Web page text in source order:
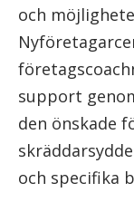
och
support
den önskade
och specifika